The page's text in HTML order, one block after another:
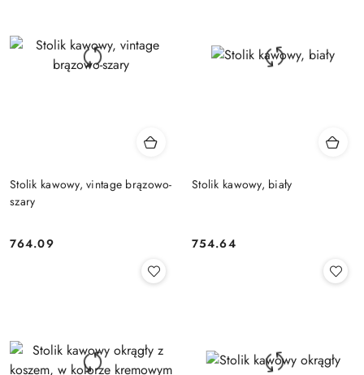
Stolik kawowy, vintage brązowo-
szary
Cena:
764.09
Stolik kawowy, biały
Cena:
754.64